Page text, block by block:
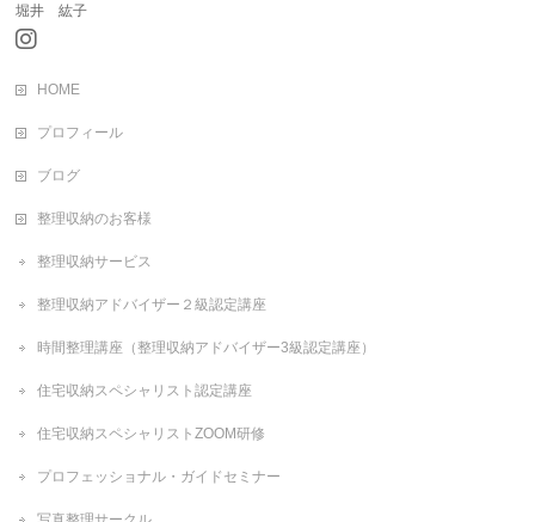
堀井 紘子
HOME
プロフィール
ブログ
整理収納のお客様
整理収納サービス
整理収納アドバイザー２級認定講座
時間整理講座（整理収納アドバイザー3級認定講座）
住宅収納スペシャリスト認定講座
住宅収納スペシャリストZOOM研修
プロフェッショナル・ガイドセミナー